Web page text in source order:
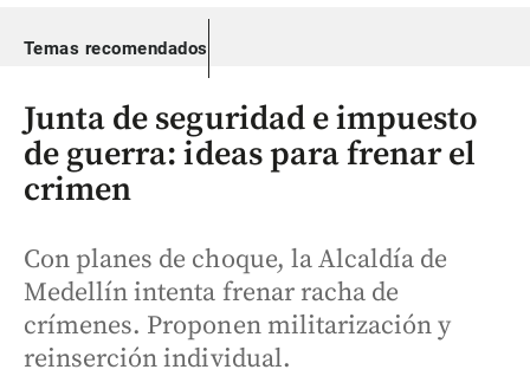
Temas recomendados
Junta de seguridad e impuesto
de guerra: ideas para frenar el
crimen
Con planes de choque, la Alcaldía de
Medellín intenta frenar racha de
crímenes. Proponen militarización y
reinserción individual.